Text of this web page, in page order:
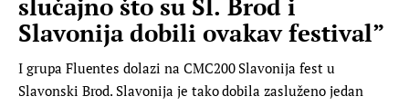
Slavonija dobili ovakav festival”
I grupa Fluentes dolazi na CMC200 Slavonija fest u
Slavonski Brod. Slavonija je tako dobila zasluženo jedan